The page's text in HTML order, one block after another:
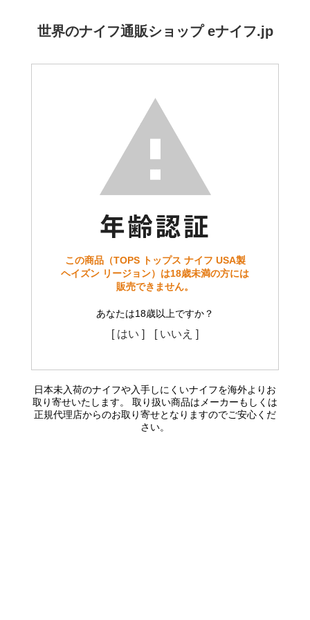
世界のナイフ通販ショップ eナイフ.jp
この商品（TOPS トップス ナイフ USA製
ヘイズン リージョン）は18歳未満の方には
販売できません。
あなたは18歳以上ですか？
[ はい ] [ いいえ ]
日本未入荷のナイフや入手しにくいナイフを海外よりお
取り寄せいたします。 取り扱い商品はメーカーもしくは
正規代理店からのお取り寄せとなりますのでご安心くだ
さい。